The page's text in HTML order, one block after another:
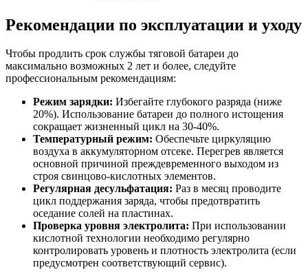
Рекомендации по эксплуатации и уходу
Чтобы продлить срок службы тяговой батареи до
максимально возможных 2 лет и более, следуйте
профессиональным рекомендациям:
Режим зарядки: Избегайте глубокого разряда (ниже
20%). Использование батареи до полного истощения
сокращает жизненный цикл на 30-40%.
Температурный режим: Обеспечьте циркуляцию
воздуха в аккумуляторном отсеке. Перегрев является
основной причиной преждевременного выходом из
строя свинцово-кислотных элементов.
Регулярная десульфатация: Раз в месяц проводите
цикл поддержания заряда, чтобы предотвратить
оседание солей на пластинах.
Проверка уровня электролита: При использовании
кислотной технологии необходимо регулярно
контролировать уровень и плотность электролита (если
предусмотрен соответствующий сервис).